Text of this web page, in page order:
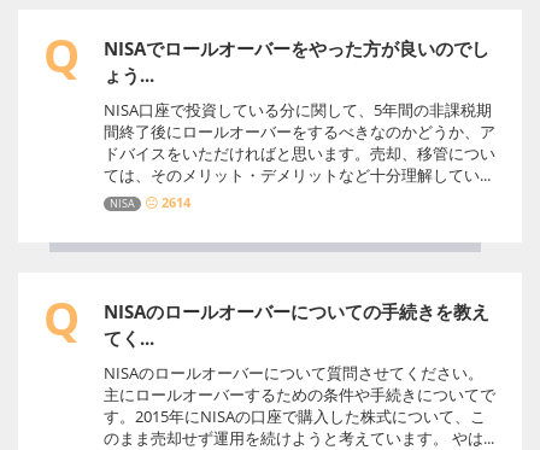
Q
NISAでロールオーバーをやった方が良いのでし
ょう...
NISA口座で投資している分に関して、5年間の非課税期
間終了後にロールオーバーをするべきなのかどうか、ア
ドバイスをいただければと思います。売却、移管につい
ては、そのメリット・デメリットなど十分理解してい...
NISA 2614
Q
NISAのロールオーバーについての手続きを教え
てく...
NISAのロールオーバーについて質問させてください。
主にロールオーバーするための条件や手続きについてで
す。2015年にNISAの口座で購入した株式について、こ
のまま売却せず運用を続けようと考えています。 やは...